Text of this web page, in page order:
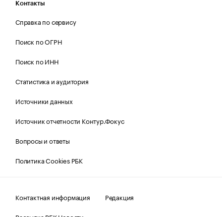
Контакты
Справка по сервису
Поиск по ОГРН
Поиск по ИНН
Статистика и аудитория
Источники данных
Источник отчетности Контур.Фокус
Вопросы и ответы
Политика Cookies РБК
Контактная информация
Редакция